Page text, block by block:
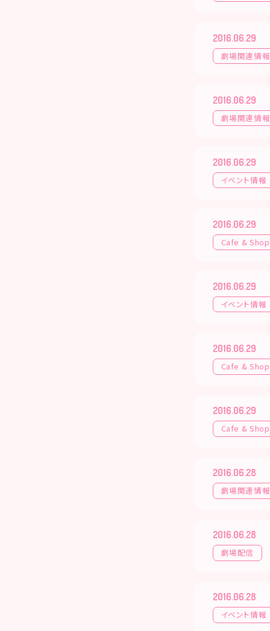
2016.06.29
劇場関連情報
2016.06.29
劇場関連情報
2016.06.29
イベント情報
2016.06.29
Cafe & Shop
2016.06.29
イベント情報
2016.06.29
Cafe & Shop
2016.06.29
Cafe & Shop
2016.06.28
劇場関連情報
2016.06.28
劇場配信
2016.06.28
イベント情報